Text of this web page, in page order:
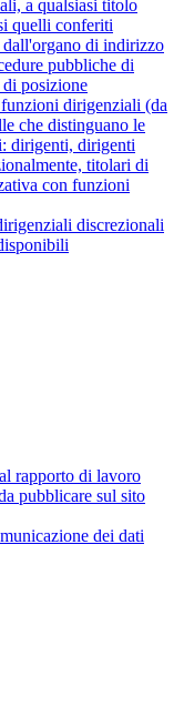
a qualsiasi titolo
quelli conferiti
dall'organo di indirizzo
pubbliche di
posizione
dirigenziali (da
che distinguano le
dirigenti, dirigenti
titolari di
con funzioni
discrezionali
rapporto di lavoro
pubblicare sul sito
dei dati